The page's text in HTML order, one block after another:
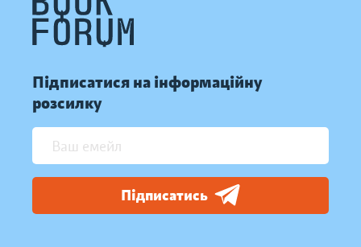
Підписатися на інформаційну
розсилку
Підписатись